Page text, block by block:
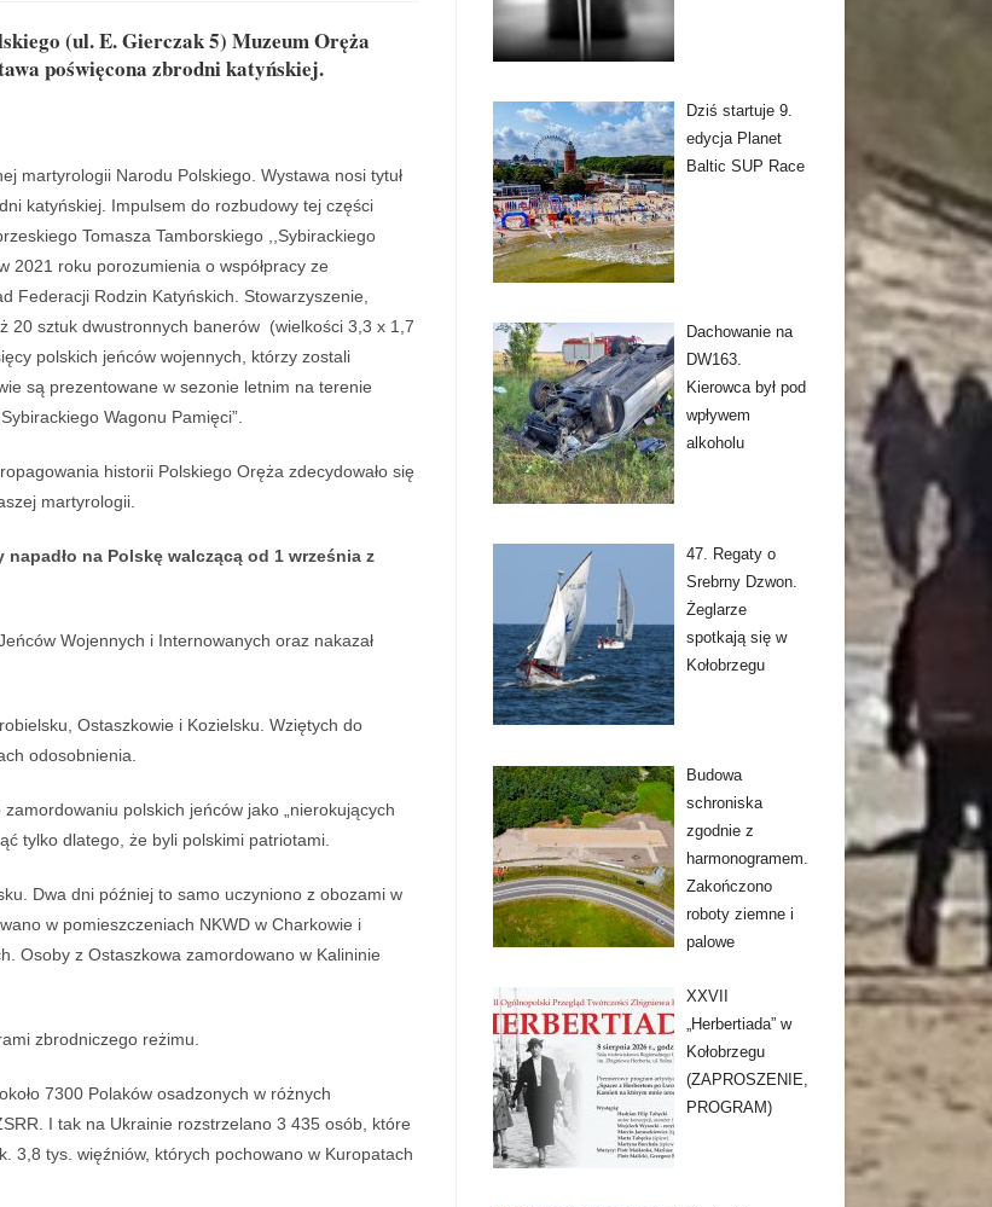
(ul. E. Gierczak 5) Muzeum Oręża
poświęcona zbrodni katyńskiej.
martyrologii Narodu Polskiego. Wystawa nosi tytuł
katyńskiej. Impulsem do rozbudowy tej części
Tomasza Tamborskiego ,,Sybirackiego
2021 roku porozumienia o współpracy ze
Federacji Rodzin Katyńskich. Stowarzyszenie,
20 sztuk dwustronnych banerów (wielkości 3,3 x 1,7
polskich jeńców wojennych, którzy zostali
są prezentowane w sezonie letnim na terenie
Wagonu Pamięci”.
historii Polskiego Oręża zdecydowało się
martyrologii.
na Polskę walczącą od 1 września z
Wojennych i Internowanych oraz nakazał
Ostaszkowie i Kozielsku. Wziętych do
odosobnienia.
polskich jeńców jako „nierokujących
tylko dlatego, że byli polskimi patriotami.
Dwa dni później to samo uczyniono z obozami w
w pomieszczeniach NKWD w Charkowie i
Osoby z Ostaszkowa zamordowano w Kalininie
zbrodniczego reżimu.
7300 Polaków osadzonych w różnych
I tak na Ukrainie rozstrzelano 3 435 osób, które
3,8 tys. więźniów, których pochowano w Kuropatach
Dziś startuje 9.
edycja Planet
Baltic SUP Race
Dachowanie na
DW163.
Kierowca był pod
wpływem
alkoholu
47. Regaty o
Srebrny Dzwon.
Żeglarze
spotkają się w
Kołobrzegu
Budowa
schroniska
zgodnie z
harmonogramem.
Zakończono
roboty ziemne i
palowe
XXVII
„Herbertiada” w
Kołobrzegu
(ZAPROSZENIE,
PROGRAM)